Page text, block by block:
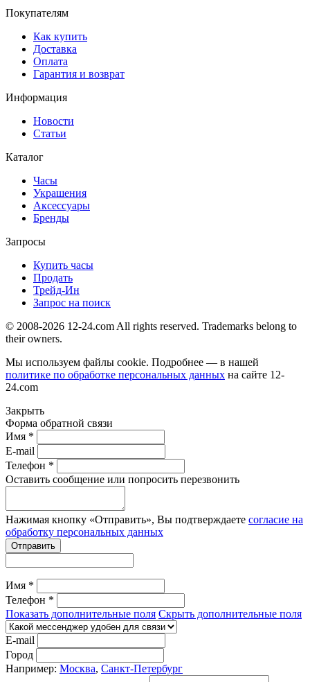
Покупателям
Как купить
Доставка
Оплата
Гарантия и возврат
Информация
Новости
Статьи
Каталог
Часы
Украшения
Аксессуары
Бренды
Запросы
Купить часы
Продать
Трейд-Ин
Запрос на поиск
© 2008-2026 12-24.com All rights reserved. Trademarks belong to
their owners.
Мы используем файлы cookie. Подробнее — в нашей
политике по обработке персональных данных на сайте 12-
24.com
Закрыть
Форма обратной связи
Имя *
E-mail
Телефон *
Оставить сообщение или попросить перезвонить
Нажимая кнопку «Отправить», Вы подтверждаете согласие на
обработку персональных данных
Отправить
Имя *
Телефон *
Показать дополнительные поля Скрыть дополнительные поля
E-mail
Город
Например: Москва, Санкт-Петербург